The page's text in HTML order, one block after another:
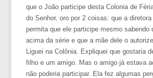
que o João participe desta Colonia de
do Senhor, oro por 2 coisas: que a
permita que ele participe mesmo sabendo
acima da série e que a mãe dele o
Liguei na Colônia. Expliquei que gostaria
filho e um amigo. Mas o amigo já estava
não poderia participar. Ela fez algumas